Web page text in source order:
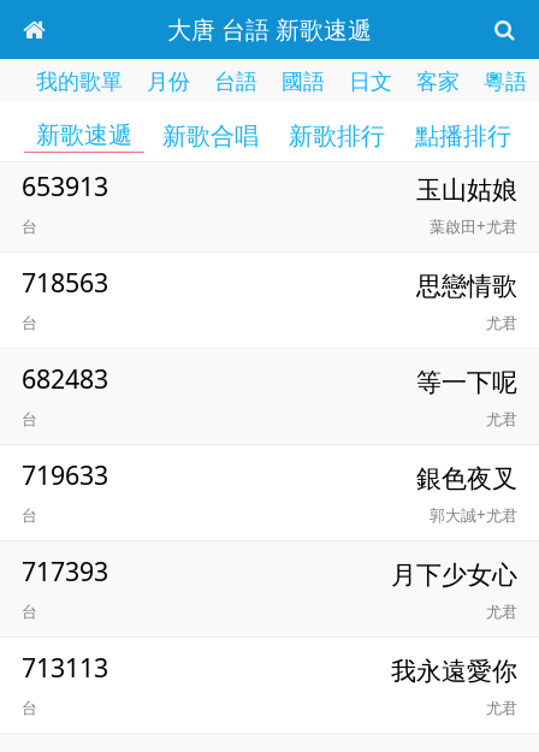
大唐 台語 新歌速遞
我的歌單 月份 台語 國語 日文 客家 粵語
新歌速遞 新歌合唱 新歌排行 點播排行
653913 玉山姑娘
台 葉啟田+尤君
718563 思戀情歌
台 尤君
682483 等一下呢
台 尤君
719633 銀色夜叉
台 郭大誠+尤君
717393 月下少女心
台 尤君
713113 我永遠愛你
台 尤君